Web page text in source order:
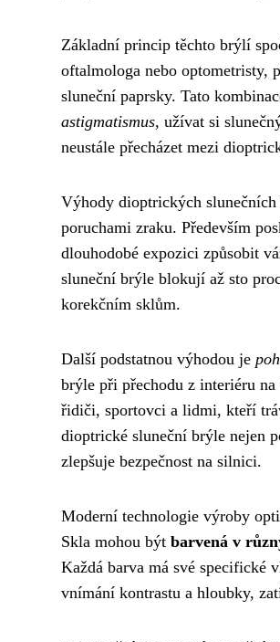
Základní princip těchto brýlí
oftalmologa nebo optometristy,
sluneční paprsky. Tato
astigmatismus, užívat si
neustále přecházet mezi
Výhody dioptrických
poruchami zraku. Především
dlouhodobé expozici způsobit
sluneční brýle blokují až sto
korekčním sklům.
Další podstatnou výhodou je
brýle při přechodu z interiéru
řidiči, sportovci a lidmi, kteří
dioptrické sluneční brýle nejen
zlepšuje bezpečnost na silnici.
Moderní technologie výroby
Skla mohou být barvená v
Každá barva má své specifické
vnímání kontrastu a hloubky,